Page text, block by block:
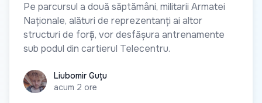
Pe parcursul a două săptămâni, militarii Armatei
Naționale, alături de reprezentanți ai altor
structuri de forță, vor desfășura antrenamente
sub podul din cartierul Telecentru.
Liubomir Guțu
Liubomir Guțu
acum 2 ore